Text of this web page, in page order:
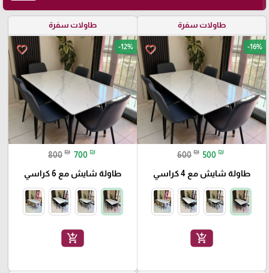
طاولات سفرة
favorite_border -16%
600 ₪ 500 ₪
طاولة شايش مع 4 كراسي
add_shopping_cart
طاولات سفرة
favorite_border -12%
800 ₪ 700 ₪
طاولة شايش مع 6 كراسي
add_shopping_cart